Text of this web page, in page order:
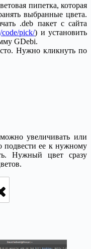
пипетка, которая
выбранные цвета.
.deb пакет с сайта
pick/) и установить
GDebi.
Нужно кликнуть по
увеличивать или
ее к нужному
Нужный цвет сразу